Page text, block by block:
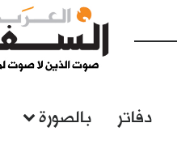
دفاتر بالصورة